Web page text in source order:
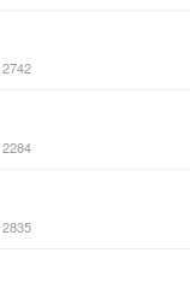
2742
2284
2835